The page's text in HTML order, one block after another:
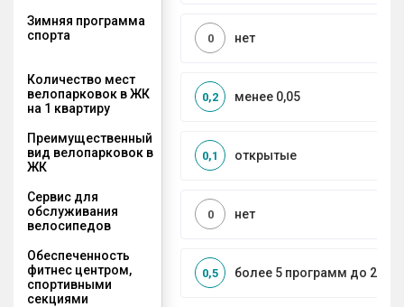
Зимняя программа
спорта
нет
0
Количество мест
велопарковок в ЖК
на 1 квартиру
менее 0,05
0,2
Преимущественный
вид велопарковок в
ЖК
открытые
0,1
Сервис для
обслуживания
велосипедов
нет
0
Обеспеченность
фитнес центром,
спортивными
секциями
более 5 программ до 2 км
0,5